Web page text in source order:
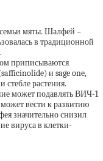
семьи мяты. Шалфей –
в традиционной
приписываются
и sage one,
стебле растения.
может подавлять ВИЧ-1
вести к развитию
значительно снизил
вируса в клетки-